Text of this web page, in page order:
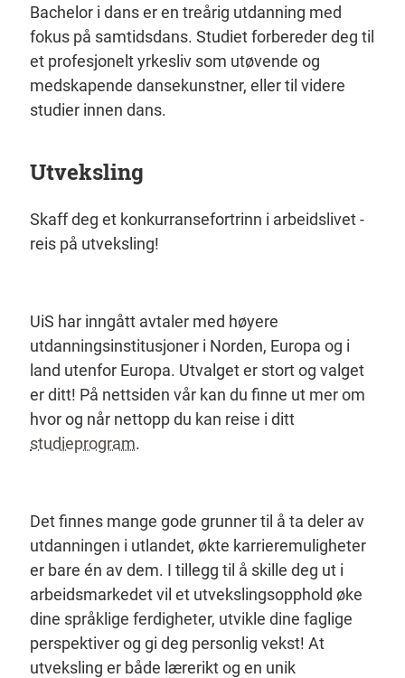
Bachelor i dans er en treårig utdanning med
fokus på samtidsdans. Studiet forbereder deg til
et profesjonelt yrkesliv som utøvende og
medskapende dansekunstner, eller til videre
studier innen dans.
Utveksling
Skaff deg et konkurransefortrinn i arbeidslivet -
reis på utveksling!
UiS har inngått avtaler med høyere
utdanningsinstitusjoner i Norden, Europa og i
land utenfor Europa. Utvalget er stort og valget
er ditt! På nettsiden vår kan du finne ut mer om
hvor og når nettopp du kan reise i ditt
studieprogram.
Det finnes mange gode grunner til å ta deler av
utdanningen i utlandet, økte karrieremuligheter
er bare én av dem. I tillegg til å skille deg ut i
arbeidsmarkedet vil et utvekslingsopphold øke
dine språklige ferdigheter, utvikle dine faglige
perspektiver og gi deg personlig vekst! At
utveksling er både lærerikt og en unik